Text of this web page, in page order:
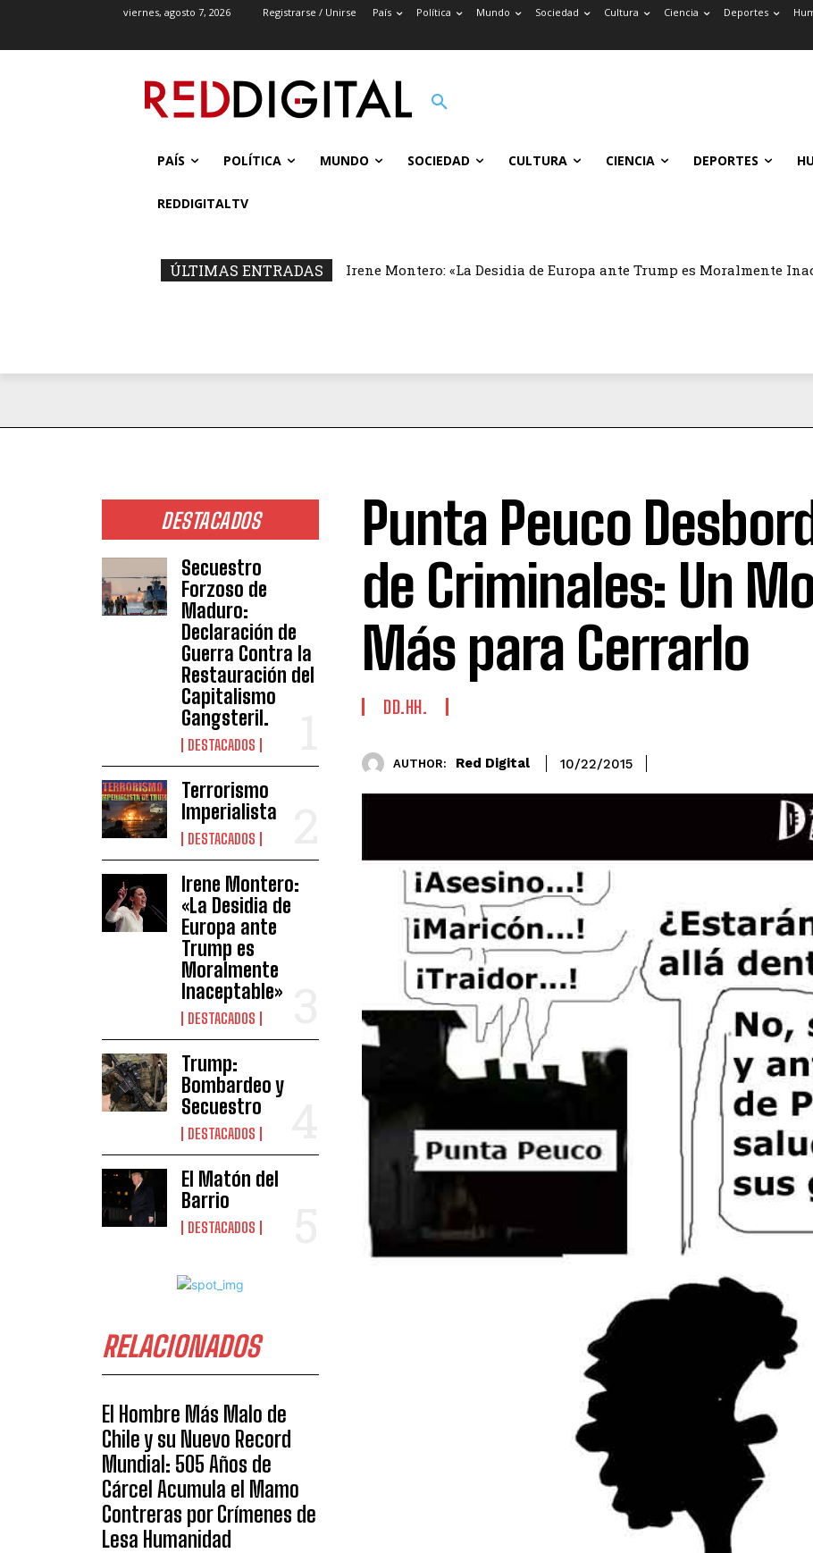
viernes, agosto 7, 2026 Registrarse / Unirse País Política Mundo Sociedad Cultura Ciencia Deportes
PAÍS POLÍTICA MUNDO SOCIEDAD CULTURA CIENCIA DEPORTES
REDDIGITALTV
ÚLTIMAS ENTRADAS Irene Montero: «La Desidia de Europa ante Trump es Moralmente
DESTACADOS
Secuestro
Forzoso de
Maduro:
Declaración de
Guerra Contra la
Restauración del
Capitalismo
Gangsteril.
DESTACADOS
Terrorismo
Imperialista
DESTACADOS
Irene Montero:
«La Desidia de
Europa ante
Trump es
Moralmente
Inaceptable»
DESTACADOS
Trump:
Bombardeo y
Secuestro
DESTACADOS
El Matón del
Barrio
DESTACADOS
RELACIONADOS
El Hombre Más Malo de
Chile y su Nuevo Record
Mundial: 505 Años de
Cárcel Acumula el Mamo
Contreras por Crímenes de
Lesa Humanidad
Punta Peuco
de Criminales: Un
Más para Cerrarlo
DD.HH.
AUTHOR: Red Digital 10/22/2015